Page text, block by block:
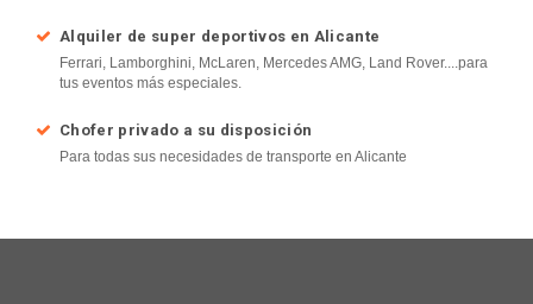
Alquiler de super deportivos en Alicante
Ferrari, Lamborghini, McLaren, Mercedes AMG, Land Rover....para
tus eventos más especiales.
Chofer privado a su disposición
Para todas sus necesidades de transporte en Alicante